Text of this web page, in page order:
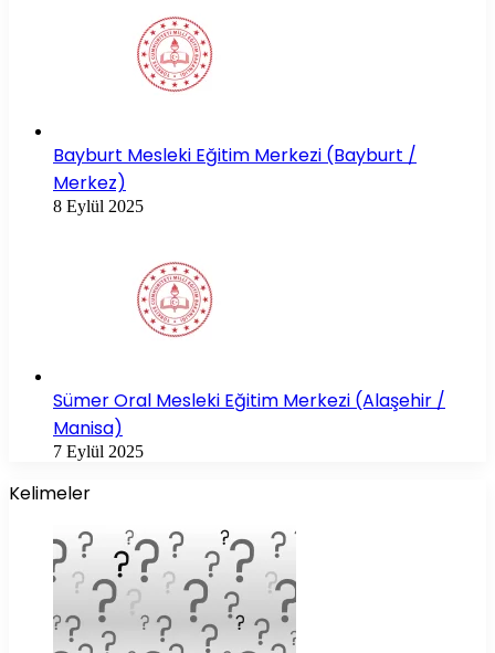
Bayburt Mesleki Eğitim Merkezi (Bayburt /
Merkez)
8 Eylül 2025
Sümer Oral Mesleki Eğitim Merkezi (Alaşehir /
Manisa)
7 Eylül 2025
Kelimeler